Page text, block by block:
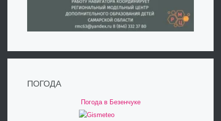
ПОГОДА
Погода в Безенчуке